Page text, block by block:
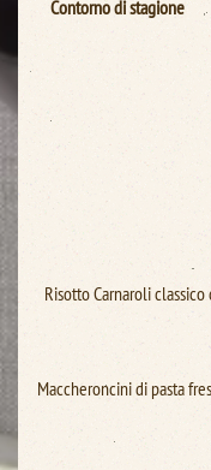
Contorno di stagione
Risotto Carnaroli
Maccheroncini di pasta